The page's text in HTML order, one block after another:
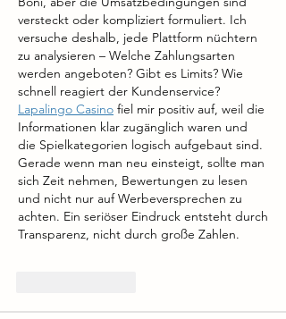
versteckt oder kompliziert formuliert. Ich
versuche deshalb, jede Plattform nüchtern
zu analysieren – Welche Zahlungsarten
werden angeboten? Gibt es Limits? Wie
Lapalingo Casino fiel mir positiv auf, weil die
Informationen klar zugänglich waren und
die Spielkategorien logisch aufgebaut sind.
Gerade wenn man neu einsteigt, sollte man
sich Zeit nehmen, Bewertungen zu lesen
und nicht nur auf Werbeversprechen zu
achten. Ein seriöser Eindruck entsteht durch
Transparenz, nicht durch große Zahlen.